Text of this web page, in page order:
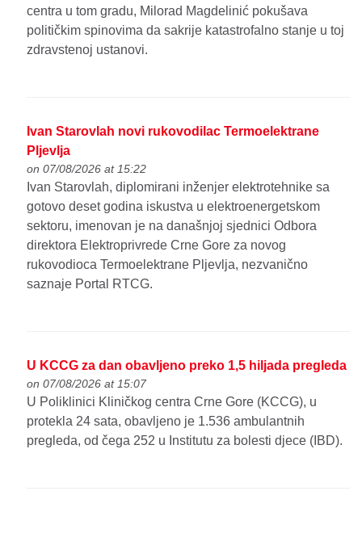
centra u tom gradu, Milorad Magdelinić pokušava
političkim spinovima da sakrije katastrofalno stanje u toj
zdravstenoj ustanovi.
Ivan Starovlah novi rukovodilac Termoelektrane
Pljevlja
on 07/08/2026 at 15:22
Ivan Starovlah, diplomirani inženjer elektrotehnike sa
gotovo deset godina iskustva u elektroenergetskom
sektoru, imenovan je na današnjoj sjednici Odbora
direktora Elektroprivrede Crne Gore za novog
rukovodioca Termoelektrane Pljevlja, nezvanično
saznaje Portal RTCG.
U KCCG za dan obavljeno preko 1,5 hiljada pregleda
on 07/08/2026 at 15:07
U Poliklinici Kliničkog centra Crne Gore (KCCG), u
protekla 24 sata, obavljeno je 1.536 ambulantnih
pregleda, od čega 252 u Institutu za bolesti djece (IBD).